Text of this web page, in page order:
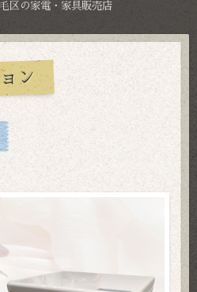
区の家電・家具販売店
ン